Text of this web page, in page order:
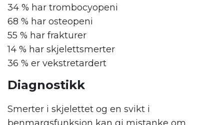
34 % har trombocyopeni
68 % har osteopeni
55 % har frakturer
14 % har skjelettsmerter
36 % er vekstretardert
Diagnostikk
Smerter i skjelettet og en svikt i